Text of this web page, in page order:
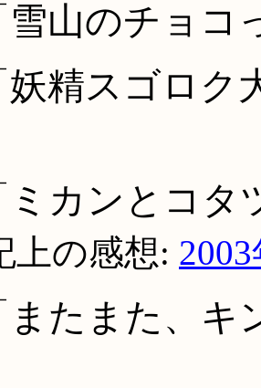
雪山のチョコ
妖精スゴロク
ミカンとコタ
上の感想:
またまた、キ